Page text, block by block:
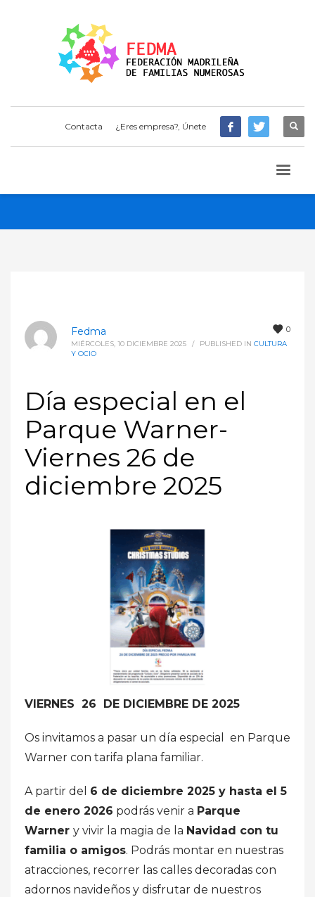
Contacta ¿Eres empresa?, Únete
0
Fedma
MIÉRCOLES, 10 DICIEMBRE 2025 / PUBLISHED IN CULTURA
Y OCIO
Día especial en el
Parque Warner-
Viernes 26 de
diciembre 2025
VIERNES 26 DE DICIEMBRE DE 2025
Os invitamos a pasar un día especial en Parque
Warner con tarifa plana familiar.
A partir del 6 de diciembre 2025 y hasta el 5
de enero 2026 podrás venir a Parque
Warner y vivir la magia de la Navidad con tu
familia o amigos. Podrás montar en nuestras
atracciones, recorrer las calles decoradas con
adornos navideños y disfrutar de nuestros